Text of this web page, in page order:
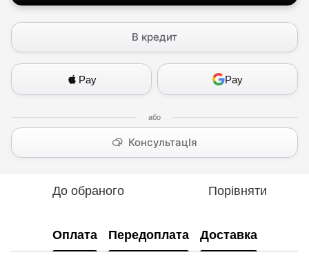
В кредит
Pay Pay
КонсультацІя
До обраного Порівняти
Оплата Передоплата Доставка